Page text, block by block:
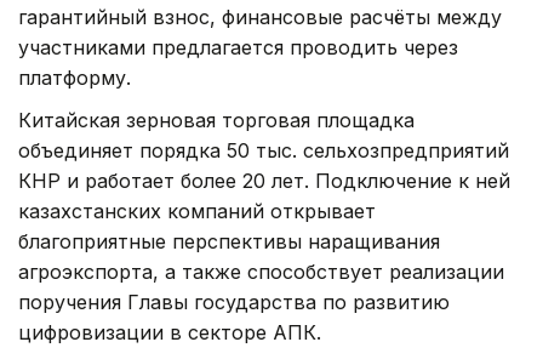
гарантийный взнос, финансовые расчёты между
участниками предлагается проводить через
платформу.
Китайская зерновая торговая площадка
объединяет порядка 50 тыс. сельхозпредприятий
КНР и работает более 20 лет. Подключение к ней
казахстанских компаний открывает
благоприятные перспективы наращивания
агроэкспорта, а также способствует реализации
поручения Главы государства по развитию
цифровизации в секторе АПК.